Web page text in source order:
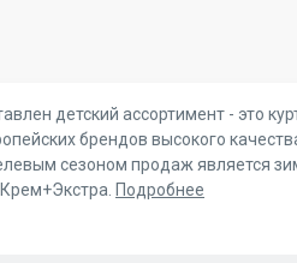
детский ассортимент - это
брендов высокого
сезоном продаж является
Подробнее